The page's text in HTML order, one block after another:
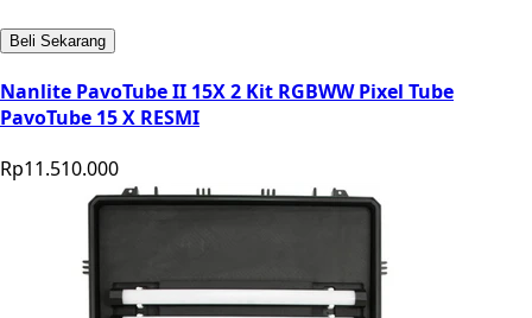
Beli Sekarang
Nanlite PavoTube II 15X 2 Kit RGBWW Pixel Tube
PavoTube 15 X RESMI
Rp11.510.000